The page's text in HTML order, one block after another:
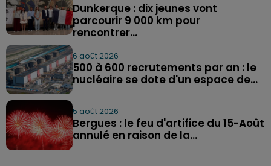
Dunkerque : dix jeunes vont
parcourir 9 000 km pour
rencontrer...
6 août 2026
500 à 600 recrutements par an : le
nucléaire se dote d'un espace de...
5 août 2026
Bergues : le feu d'artifice du 15-Août
annulé en raison de la...